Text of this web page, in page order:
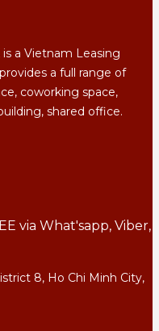
is a Vietnam Leasing
a full range of
coworking space,
shared office.
via What'sapp, Viber,
8, Ho Chi Minh City,